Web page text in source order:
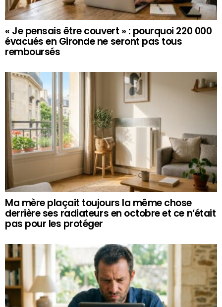
« Je pensais être couvert » : pourquoi 220 000
évacués en Gironde ne seront pas tous
remboursés
Ma mère plaçait toujours la même chose
derrière ses radiateurs en octobre et ce n’était
pas pour les protéger